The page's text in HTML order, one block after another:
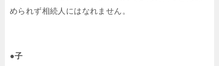
められず相続人にはなれません。
●子